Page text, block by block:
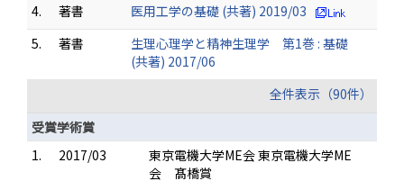
4. 著書
医用工学の基礎 (共著) 2019/03
5.
著書
生理心理学と精神生理学 第1巻 : 基礎
(共著) 2017/06
全件表示（90件）
受賞学術賞
1.
2017/03
東京電機大学ME会 東京電機大学ME
会 髙橋賞